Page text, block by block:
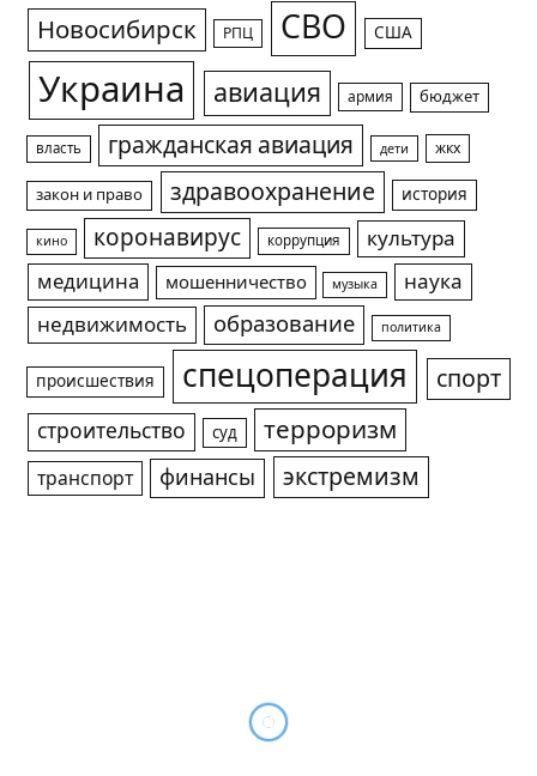
Новосибирск РПЦ СВО США
Украина авиация армия бюджет
власть гражданская авиация дети жкх
закон и право здравоохранение история
кино коронавирус коррупция
культура
медицина
мошенничество музыка
наука
недвижимость
образование политика
происшествия спецоперация спорт
строительство суд терроризм
транспорт финансы экстремизм